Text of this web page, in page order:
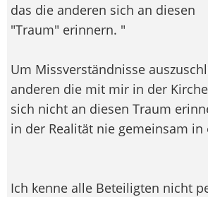
das die anderen sich an diesen
"Traum" erinnern. "
Um Missverständnisse
anderen die mit mir in der
sich nicht an diesen Traum
in der Realität nie gemeinsam in
Ich kenne alle Beteiligten nicht